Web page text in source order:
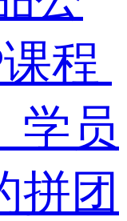
程
学员
拼团